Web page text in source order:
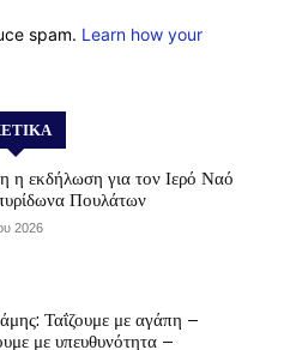
spam. Learn how your
η εκδήλωση για τον Ιερό Ναό
Πουλάτων
2026
Ταΐζουμε με αγάπη –
με υπευθυνότητα –